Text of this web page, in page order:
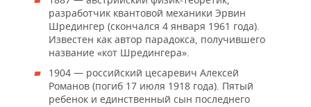
разработчик квантовой механики Эрвин
Шредингер (скончался 4 января 1961 года).
Известен как автор парадокса, получившего
название «кот Шредингера».
1904 — российский цесаревич Алексей
Романов (погиб 17 июля 1918 года). Пятый
ребенок и единственный сын последнего